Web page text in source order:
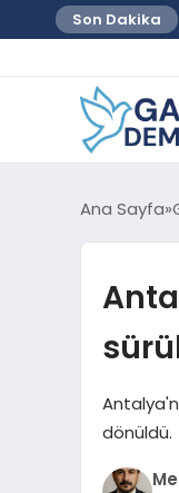
Son Dakika
Ana Sayfa
dönüldü.